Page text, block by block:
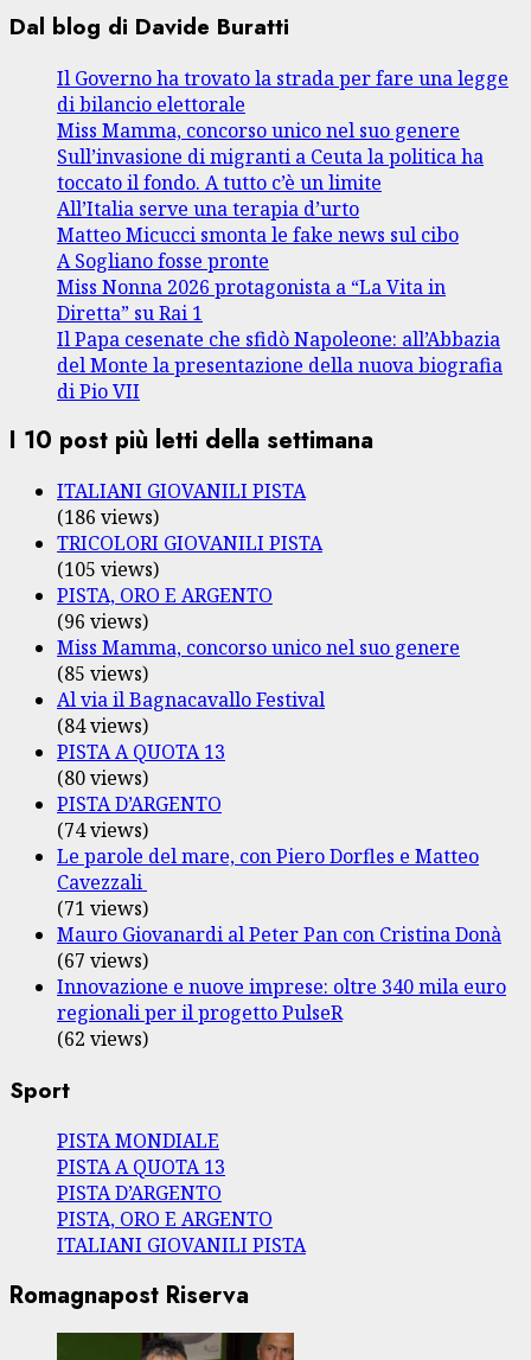
Dal blog di Davide Buratti
Il Governo ha trovato la strada per fare una legge
di bilancio elettorale
Miss Mamma, concorso unico nel suo genere
Sull’invasione di migranti a Ceuta la politica ha
toccato il fondo. A tutto c’è un limite
All’Italia serve una terapia d’urto
Matteo Micucci smonta le fake news sul cibo
A Sogliano fosse pronte
Miss Nonna 2026 protagonista a “La Vita in
Diretta” su Rai 1
Il Papa cesenate che sfidò Napoleone: all’Abbazia
del Monte la presentazione della nuova biografia
di Pio VII
I 10 post più letti della settimana
ITALIANI GIOVANILI PISTA
(186 views)
TRICOLORI GIOVANILI PISTA
(105 views)
PISTA, ORO E ARGENTO
(96 views)
Miss Mamma, concorso unico nel suo genere
(85 views)
Al via il Bagnacavallo Festival
(84 views)
PISTA A QUOTA 13
(80 views)
PISTA D’ARGENTO
(74 views)
Le parole del mare, con Piero Dorfles e Matteo
Cavezzali
(71 views)
Mauro Giovanardi al Peter Pan con Cristina Donà
(67 views)
Innovazione e nuove imprese: oltre 340 mila euro
regionali per il progetto PulseR
(62 views)
Sport
PISTA MONDIALE
PISTA A QUOTA 13
PISTA D’ARGENTO
PISTA, ORO E ARGENTO
ITALIANI GIOVANILI PISTA
Romagnapost Riserva